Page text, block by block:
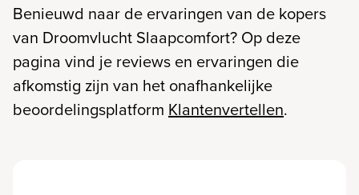
Benieuwd naar de ervaringen van de kopers
van Droomvlucht Slaapcomfort? Op deze
pagina vind je reviews en ervaringen die
afkomstig zijn van het onafhankelijke
beoordelingsplatform Klantenvertellen.